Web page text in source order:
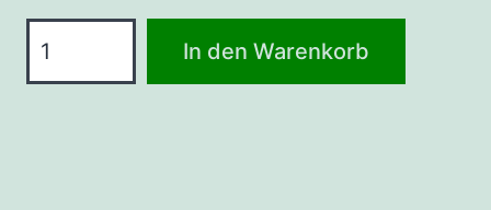
Seminar:
In den Warenkorb